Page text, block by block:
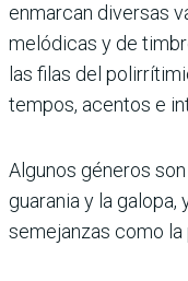
enmarcan diversas
melódicas y de
las filas del
tempos, acentos e
Algunos géneros
guarania y la
semejanzas como la